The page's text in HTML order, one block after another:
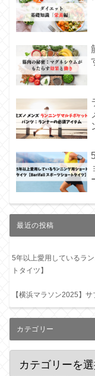
最近の投稿
5年以上愛用しているラ
トタイツ】
【横浜マラソン2025】
カテゴリー